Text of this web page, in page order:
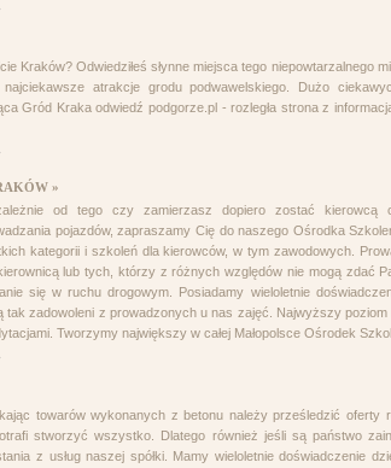
Kraków? Odwiedziłeś słynne miejsca tego niepowtarzalnego
atrakcje grodu podwawelskiego. Dużo
Gród Kraka odwiedź podgorze.pl - rozległa strona z
»
od tego czy zamierzasz dopiero zostać kierowcą
pojazdów, zapraszamy Cię do naszego Ośrodka
kategorii i szkoleń dla kierowców, w tym zawodowych.
lub tych, którzy z różnych względów nie mogą zdać
się w ruchu drogowym. Posiadamy wieloletnie
zadowoleni z prowadzonych u nas zajęć. Najwyższy poziom
Tworzymy największy w całej Małopolsce Ośrodek
towarów wykonanych z betonu należy prześledzić oferty
stworzyć wszystko. Dlatego również jeśli są państwo
z usług naszej spółki. Mamy wieloletnie doświadczenie